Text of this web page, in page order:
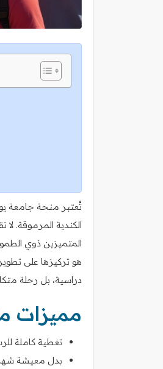
تُعتبر منحة جامعة
الكندية المرموقة.
المتميزين ذوي
هو تركيزها على
دراسية، بل رحلة
مميزات
تغطية كاملة
بدل معيشة